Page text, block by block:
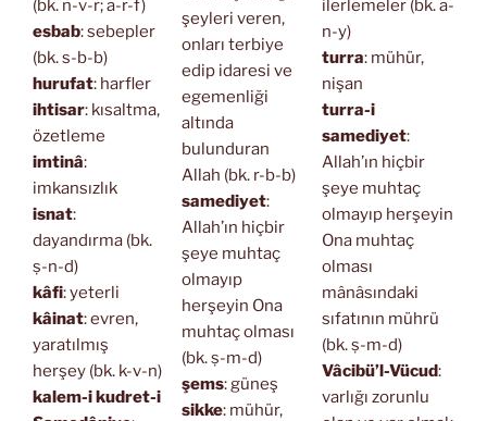
(bk. n-v-r; a-r-f)
esbab: sebepler
(bk. s-b-b)
hurufat: harfler
ihtisar: kısaltma,
özetleme
imtinâ:
imkansızlık
isnat:
dayandırma (bk.
ṣ-n-d)
kâfi: yeterli
kâinat: evren,
yaratılmış
herşey (bk. k-v-n)
kalem-i kudret-i
şeyleri veren,
onları terbiye
edip idaresi ve
egemenliği
altında
bulunduran
Allah (bk. r-b-b)
samediyet:
Allah’ın hiçbir
şeye muhtaç
olmayıp
herşeyin Ona
muhtaç olması
(bk. ṣ-m-d)
şems: güneş
sikke: mühür,
ilerlemeler (bk. a-
n-y)
turra: mühür,
nişan
turra-i
samediyet:
Allah’ın hiçbir
şeye muhtaç
olmayıp herşeyin
Ona muhtaç
olması
mânâsındaki
sıfatının mührü
(bk. ṣ-m-d)
Vâcibü’l-Vücud:
varlığı zorunlu